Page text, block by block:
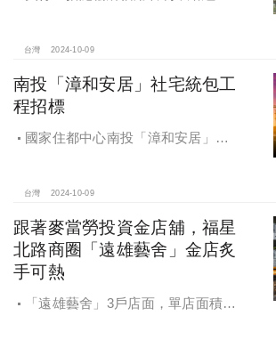
台灣 2024-10-09
南投「漳和安居」社宅統包工
程招標
國家住都中心南投「漳和安居」社
台灣 2024-10-09
跟著麥當勞投資金店舖，福星
北路商圈「遠雄藝舍」金店炙
手可熱
「遠雄藝舍」3戶店面，單店面積在